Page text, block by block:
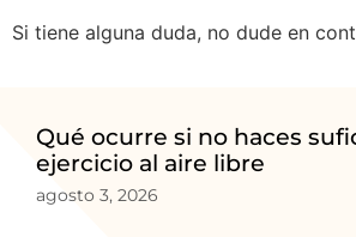
Si tiene alguna duda, no dude en
Qué ocurre si no haces
ejercicio al aire libre
agosto 3, 2026